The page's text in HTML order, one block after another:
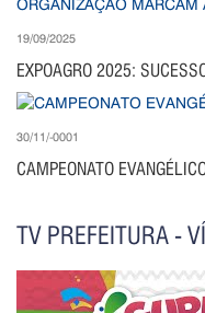
19/09/2025
EXPOAGRO 2025:
30/11/-0001
CAMPEONATO
TV PREFEITURA -